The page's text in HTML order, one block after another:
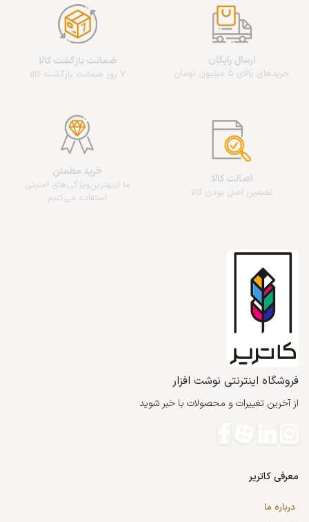
ارسال رایگان
خریدهای بالای 5 میلیون تومان
ضمانت بازگشت کالا
7 روز ضمانت بازگشت کالا
اصالت کالا
تضمین اصل بودن کالا
خرید مطمئن
ما از‌بهترین‌ویژگی‌های امنیتی
استفاده می‌کنیم
فروشگاه اینترنتی نوشت افزار
از آخرین تغییرات و محصولات با خبر شوید
معرفی کاتریر
درباره ما